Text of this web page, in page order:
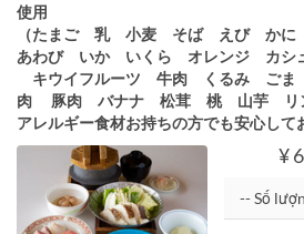
使用
（たまご 乳 小麦 そば えび かに
あわび いか いくら オレンジ カシ
キウイフルーツ 牛肉 くるみ ご
肉 豚肉 バナナ 松茸 桃 山芋 リン
アレルギー食材お持ちの方でも安心して
¥